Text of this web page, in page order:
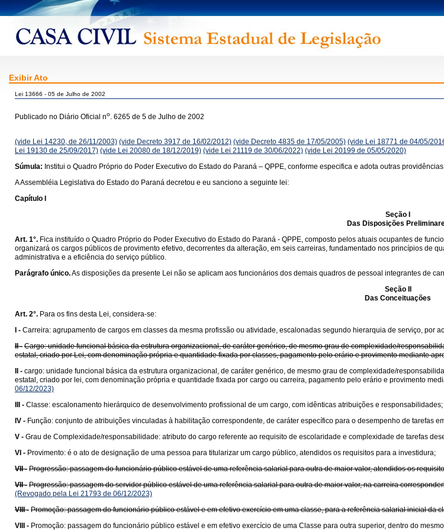
Exibir Ato
Lei 13666 - 05 de Julho de 2002
Publicado no Diário Oficial no. 6265 de 5 de Julho de 2002
(vide Lei 14230, de 26/11/2003) (vide Decreto 3917 de 16/02/2012) (vide Decreto 4835 de 17/05/2005) (vide Lei 18771 de 04/05/
Lei 19130 de 25/09/2017) (vide Lei 20080 de 18/12/2019) (vide Lei 21119 de 30/06/2022) (vide Lei 20199 de 05/05/2020)
Súmula: Institui o Quadro Próprio do Poder Executivo do Estado do Paraná – QPPE, conforme especifica e adota outras
A Assembléia Legislativa do Estado do Paraná decretou e eu sanciono a seguinte lei:
Capítulo I
Seção I
Das Disposições
Art. 1°. Fica instituído o Quadro Próprio do Poder Executivo do Estado do Paraná - QPPE, composto pelos atuais ocupantes de
organizará os cargos públicos de provimento efetivo, decorrentes da alteração, em seis carreiras, fundamentado nos princípios de
administrativa e a eficiência do serviço público.
Parágrafo único.As disposições da presente Lei não se aplicam aos funcionários dos demais quadros de pessoal integrantes de
Seção II
Das Conceituações
Art. 2°. Para os fins desta Lei, considera-se:
I - Carreira: agrupamento de cargos em classes da mesma profissão ou atividade, escalonadas segundo hierarquia de serviço, por
II - Cargo: unidade funcional básica da estrutura organizacional, de caráter genérico, de mesmo grau de complexidade/
estatal, criado por Lei, com denominação própria e quantidade fixada por classes, pagamento pelo erário e provimento mediante
II - cargo: unidade funcional básica da estrutura organizacional, de caráter genérico, de mesmo grau de complexidade/
estatal, criado por lei, com denominação própria e quantidade fixada por cargo ou carreira, pagamento pelo erário e provimento
06/12/2023)
III - Classe: escalonamento hierárquico de desenvolvimento profissional de um cargo, com idênticas atribuições e responsabilidades;
IV - Função: conjunto de atribuições vinculadas à habilitação correspondente, de caráter específico para o desempenho de tarefas
V - Grau de Complexidade/responsabilidade: atributo do cargo referente ao requisito de escolaridade e complexidade de tarefas
VI - Provimento: é o ato de designação de uma pessoa para titularizar um cargo público, atendidos os requisitos para a investidura;
VII - Progressão: passagem do funcionário público estável de uma referência salarial para outra de maior valor, atendidos os
VII - Progressão: passagem do servidor público estável de uma referência salarial para outra de maior valor, na carreira
(Revogado pela Lei 21793 de 06/12/2023)
VIII - Promoção: passagem do funcionário público estável e em efetivo exercício em uma classe, para a referência salarial inicial da
VIII - Promoção: passagem do funcionário público estável e em efetivo exercício de uma Classe para outra superior, dentro do